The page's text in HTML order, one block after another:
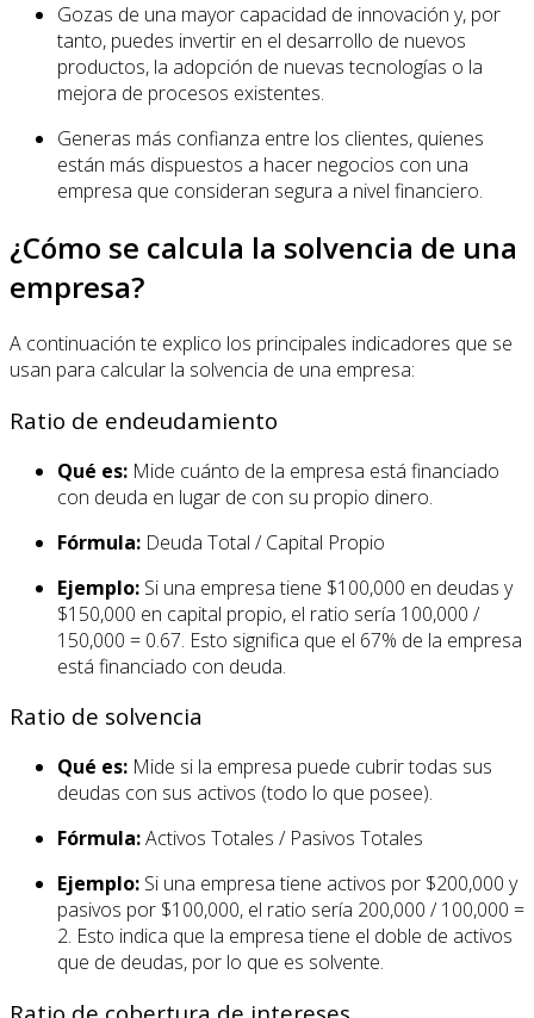
Gozas de una mayor capacidad de innovación y, por
tanto, puedes invertir en el desarrollo de nuevos
productos, la adopción de nuevas tecnologías o la
mejora de procesos existentes.
Generas más confianza entre los clientes, quienes
están más dispuestos a hacer negocios con una
empresa que consideran segura a nivel financiero.
¿Cómo se calcula la solvencia de una
empresa?
A continuación te explico los principales indicadores que se
usan para calcular la solvencia de una empresa:
Ratio de endeudamiento
Qué es: Mide cuánto de la empresa está financiado
con deuda en lugar de con su propio dinero.
Fórmula: Deuda Total / Capital Propio
Ejemplo: Si una empresa tiene $100,000 en deudas y
$150,000 en capital propio, el ratio sería 100,000 /
150,000 = 0.67. Esto significa que el 67% de la empresa
está financiado con deuda.
Ratio de solvencia
Qué es: Mide si la empresa puede cubrir todas sus
deudas con sus activos (todo lo que posee).
Fórmula:Activos Totales / Pasivos Totales
Ejemplo: Si una empresa tiene activos por $200,000 y
pasivos por $100,000, el ratio sería 200,000 / 100,000 =
2. Esto indica que la empresa tiene el doble de activos
que de deudas, por lo que es solvente.